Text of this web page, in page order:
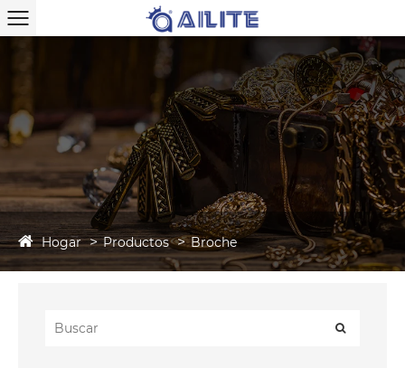
Hogar Productos Broche